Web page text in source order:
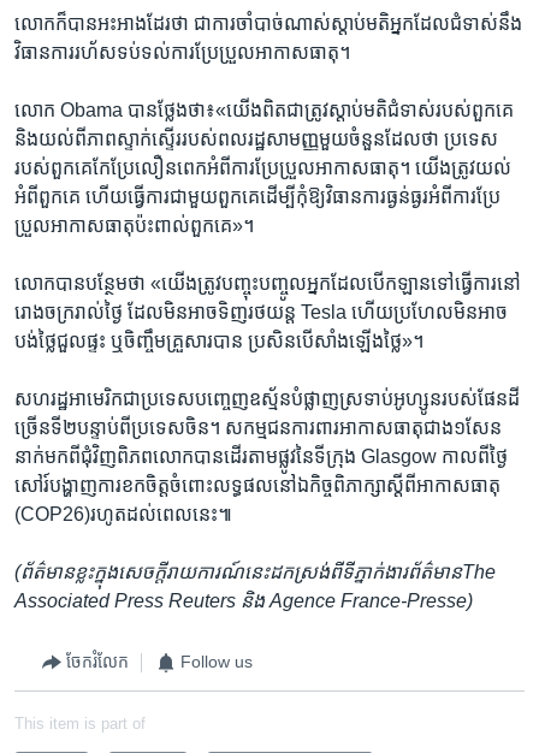
លោក​ក៏បាន​អះអាង​ដែរ​ថា​ ជា​ការ​ចាំបាច់​ណាស់​ស្តាប់​មតិ​អ្នក​ដែល​ជំទាស់​នឹង​
វិធានការ​រហ័ស​ទប់ទល់​ការ​ប្រែប្រួល​អាកាសធាតុ។​
លោក​ Obama បាន​ថ្លែង​ថា៖«យើង​ពិតជា​ត្រូវ​ស្តាប់​មតិ​ជំទាស់​របស់​ពួកគេ​
និង​យល់​ពី​ភាព​ស្ទាក់ស្ទើរ​របស់​ពលរដ្ឋ​សាមញ្ញ​មួយ​ចំនួន​ដែល​ថា​ ប្រទេស​
របស់​ពួកគេ​កែប្រែ​លឿន​ពេក​អំពី​ការ​ប្រែប្រួល​អាកាសធាតុ។ ​យើង​ត្រូវ​យល់​
អំពី​ពួកគេ​ ហើយ​ធ្វើ​ការជាមួយ​ពួកគេ​ដើម្បី​កុំ​ឱ្យ​វិធានការ​ធ្ងន់ធ្ងរ​អំពី​ការ​ប្រែ
ប្រួល​អាកាសធាតុ​ប៉ះពាល់​ពួកគេ»។
លោក​បាន​បន្ថែម​ថា «យើង​ត្រូវ​បញ្ចុះ​បញ្ចូល​អ្នក​ដែល​បើក​ឡាន​ទៅ​ធ្វើការ​នៅ​
រោងចក្រ​រាល់ថ្ងៃ ​ដែល​មិន​អាច​ទិញ​រថយន្ត​ Tesla ​ហើយ​ប្រហែល​មិន​អាច​
បង់​ថ្លៃជួល​ផ្ទះ ​ឬ​ចិញ្ចឹម​គ្រួសារបាន​ ប្រសិន​បើ​សាំង​ឡើង​ថ្លៃ»។​
សហរដ្ឋ​អាមេរិក​ជា​ប្រទេស​បញ្ចេញ​ឧស្ម័ន​បំផ្លាញ​ស្រទាប់​អូហ្សូន​របស់​ផែនដី​
ច្រើន​ទី២​បន្ទាប់​ពី​ប្រទេស​ចិន។​ សកម្មជន​ការពារ​អាកាសធាតុ​ជាង​១សែន​
នាក់​មកពី​ជុំវិញ​ពិភពលោក​បាន​ដើរ​តាម​ផ្លូវ​នៃ​ទីក្រុង ​Glasgow​ កាលពី​ថ្ងៃ
សៅរ៍​បង្ហាញ​ការខកចិត្ត​ចំពោះ​លទ្ធផល​នៅ​ឯ​កិច្ច​ពិភាក្សា​ស្តីពី​អាកាសធាតុ ​
(COP26)​រហូតដល់​ពេល​នេះ៕​
(ព័ត៌មាន​ខ្លះ​ក្នុង​សេចក្តី​រាយ​ការណ៍​នេះ​ដក​ស្រង់​ពី​ទីភ្នាក់ងារ​ព័ត៌មាន​The
Associated Press Reuters និង Agence France-Presse)
ចែករំលែក Follow us
This item is part of